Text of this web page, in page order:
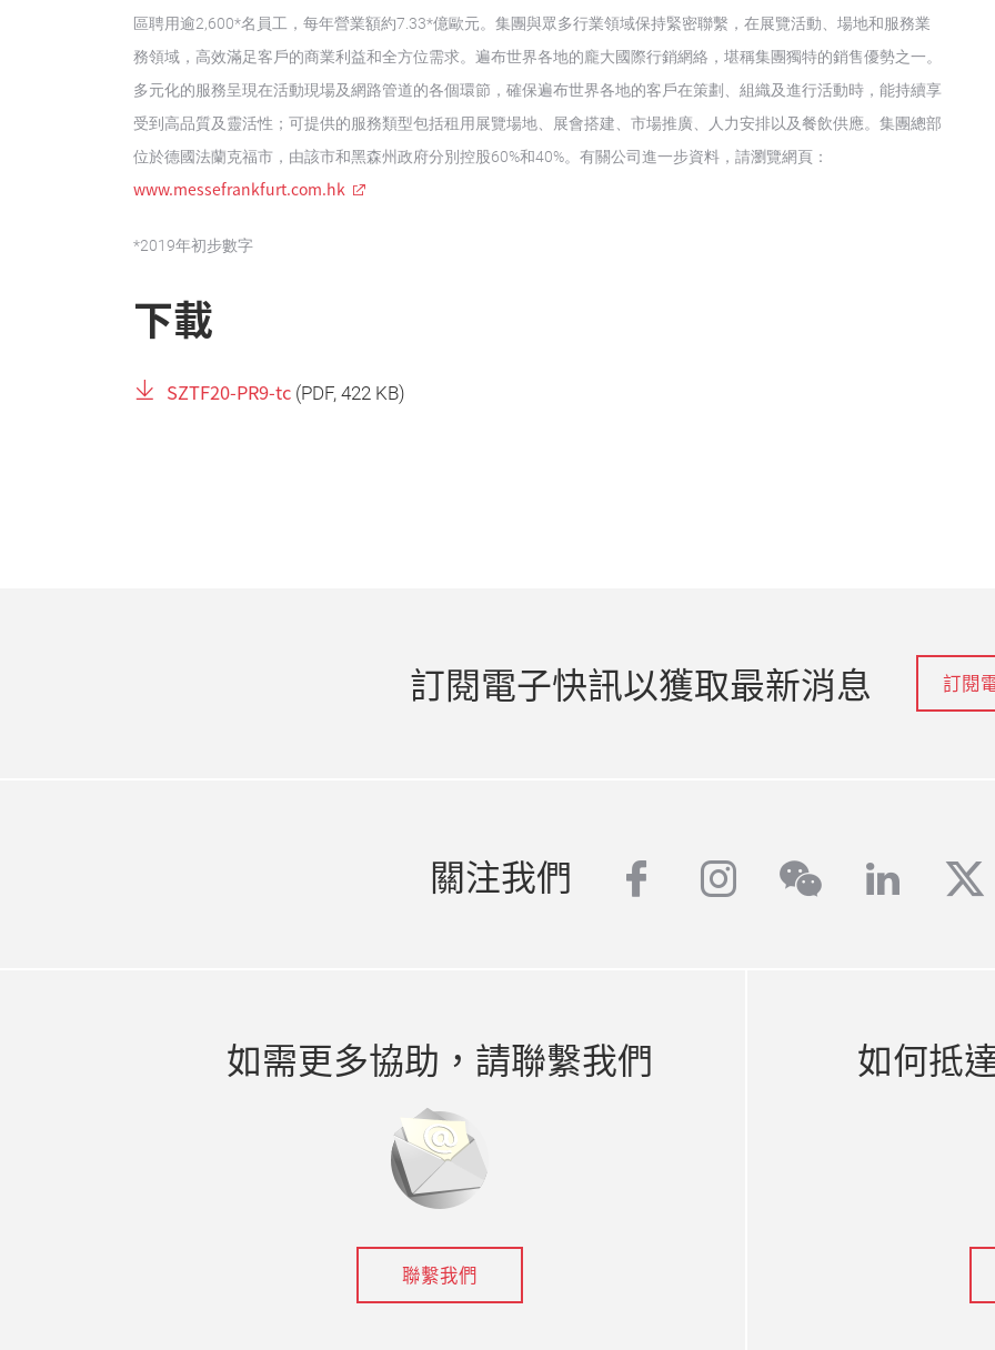
區聘用逾2,600*名員工，每年營業額約7.33*億歐元。集團與眾多行業領域保持緊密聯繫，在展覽活動、場地和服務業
務領域，高效滿足客戶的商業利益和全方位需求。遍布世界各地的龐大國際行銷網絡，堪稱集團獨特的銷售優勢之一。
多元化的服務呈現在活動現場及網路管道的各個環節，確保遍布世界各地的客戶在策劃、組織及進行活動時，能持續享
受到高品質及靈活性；可提供的服務類型包括租用展覽場地、展會搭建、市場推廣、人力安排以及餐飲供應。集團總部
位於德國法蘭克福市，由該市和黑森州政府分別控股60%和40%。有關公司進一步資料，請瀏覽網頁：
www.messefrankfurt.com.hk
*2019年初步數字
下載
SZTF20-PR9-tc (PDF, 422 KB)
訂閱電子快訊以獲取最新消息 訂閱
關注我們 facebook
instagram
wechat
如需更多協助，請聯繫我們
聯繫我們
如何抵